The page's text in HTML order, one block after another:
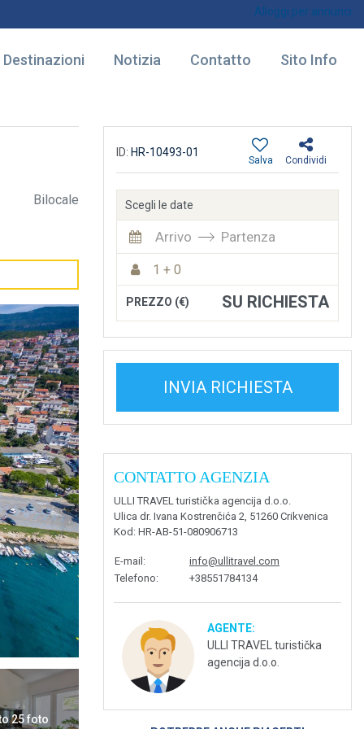
Alloggi per annunci
Destinazioni Notizia Contatto Sito Info
Bilocale
25 foto
ID: HR-10493-01
Condividi
Salva
Scegli le date
Arrivo Partenza
1 + 0
PREZZO (€) SU RICHIESTA
INVIA RICHIESTA
CONTATTO AGENZIA
ULLI TRAVEL turistička agencija d.o.o.
Ulica dr. Ivana Kostrenčića 2, 51260 Crikvenica
Kod : HR-AB-51-080906713
E-mail :
info@ullitravel.com
Telefono: +38551784134
AGENTE:
ULLI TRAVEL turistička
agencija d.o.o.